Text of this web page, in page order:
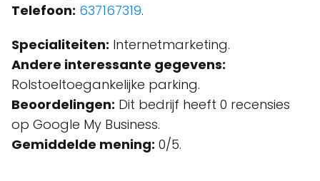
Telefoon: 637167319.
Specialiteiten: Internetmarketing.
Andere interessante gegevens:
Rolstoeltoegankelijke parking.
Beoordelingen: Dit bedrijf heeft 0 recensies
op Google My Business.
Gemiddelde mening: 0/5.